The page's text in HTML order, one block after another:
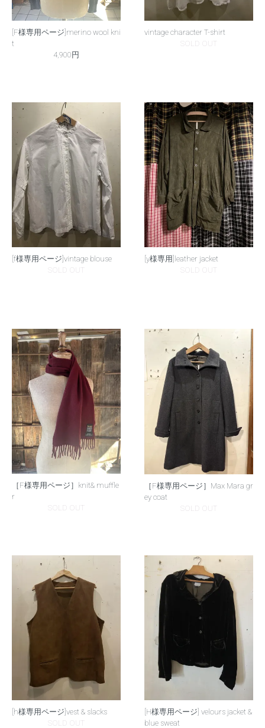
[F様専用ページ]merino wool kni
t
4,900円
vintage character T-shirt
SOLD OUT
[f様専用ページ]vintage blouse
SOLD OUT
[y様専用]leather jacket
SOLD OUT
［F様専用ページ］knit& muffle
r
SOLD OUT
［F様専用ページ］Max Mara gr
ey coat
SOLD OUT
[h様専用ページ]vest & slacks
SOLD OUT
[H様専用ページ] velours jacket &
blue sweat